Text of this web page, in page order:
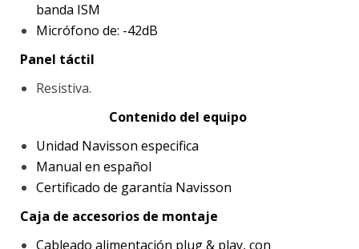
banda ISM
Micrófono de: -42dB
Panel táctil
Resistiva.
Contenido del equipo
Unidad Navisson especifica
Manual en español
Certificado de garantía Navisson
Caja de accesorios de montaje
Cableado alimentación plug & play, con